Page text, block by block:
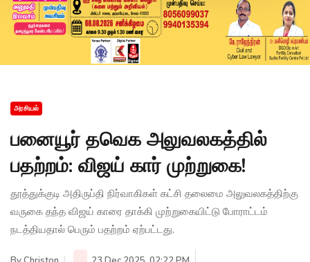
அரசியல்
பனையூர் தவெக அலுவலகத்தில்
பதற்றம்: விஜய் கார் முற்றுகை!
தூத்துக்குடி அதிருப்தி நிர்வாகிகள் கட்சி தலைமை அலுவலகத்திற்கு
வருகை தந்த விஜய் காரை தாக்கி முற்றுகையிட்டு போராட்டம்
நடத்தியதால் பெரும் பதற்றம் ஏற்பட்டது.